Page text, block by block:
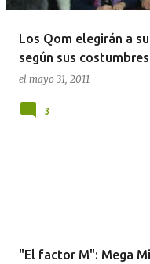
Los Qom elegirán a
según sus costumbres
el mayo 31, 2011
3
"El factor M": Mega